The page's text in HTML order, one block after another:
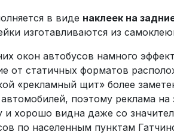
в виде наклеек на
изготавливаются из
окон автобусов намного
от статичных форматов
«рекламный щит» более
поэтому реклама
и хорошо видна даже со
по населенным пунктам